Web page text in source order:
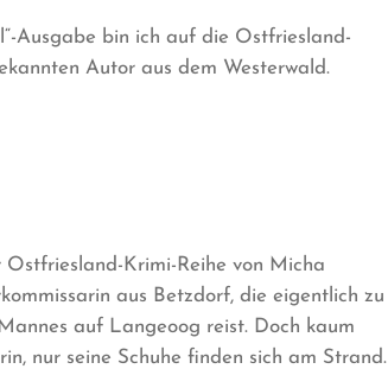
Ausgabe bin ich auf die Ostfriesland-
Autor aus dem Westerwald.
Ostfriesland-Krimi-Reihe von Micha
aus Betzdorf, die eigentlich zu
auf Langeoog reist. Doch kaum
nur seine Schuhe finden sich am Strand.